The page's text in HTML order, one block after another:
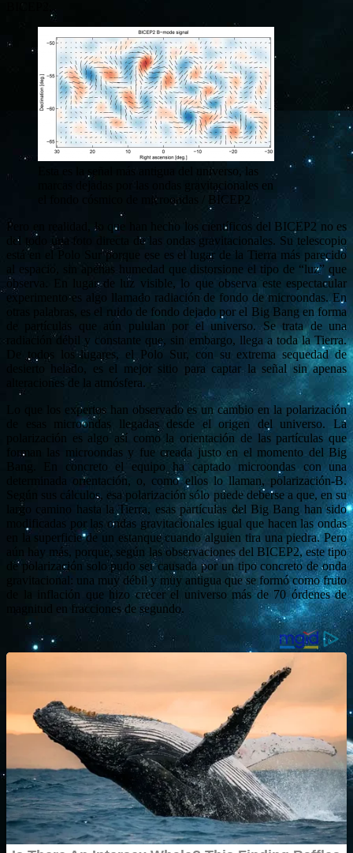
Esta es la señal más antigua del universo, las
marcas dejadas por las ondas gravitacionales en
el fondo cósmico de microondas / BICEP2
Pero en realidad, lo que han hecho los científicos del BICEP2 no es
del todo una foto directa de las ondas gravitacionales. Su telescopio
está en el Polo Sur porque ese es el lugar de la Tierra más parecido
al espacio, sin apenas humedad que distorsione el tipo de “luz” que
observa. En lugar de luz visible, lo que observa este espectacular
experimento es algo llamado radiación de fondo de microondas. En
otras palabras, es el ruido de fondo dejado por el Big Bang en forma
de partículas que aún pululan por el universo. Se trata de una
radiación débil y constante que, sin embargo, llega a toda la Tierra.
De todos los lugares, el Polo Sur, con su extrema sequedad de
desierto helado, es el mejor sitio para captar la señal sin apenas
alteraciones de la atmósfera.
Lo que los expertos han observado es un cambio en la polarización
de esas microondas llegadas desde el origen del universo. La
polarización es algo así como la orientación de las partículas que
forman las microondas y fue creada justo en el momento del Big
Bang. En concreto el equipo ha captado microondas con una
determinada orientación, o, como ellos lo llaman, polarización-B.
Según sus cálculos, esa polarización sólo puede deberse a que, en su
largo camino hasta la Tierra, esas partículas del Big Bang han sido
modificadas por las ondas gravitacionales igual que hacen las ondas
en la superficie de un estanque cuando alguien tira una piedra. Pero
aún hay más, porque, según las observaciones del BICEP2, este tipo
de polarización solo pudo ser causada por un tipo concreto de onda
gravitacional: una muy débil y muy antigua que se formó como fruto
de la inflación que hizo crecer el universo más de 70 órdenes de
magnitud en fracciones de segundo.